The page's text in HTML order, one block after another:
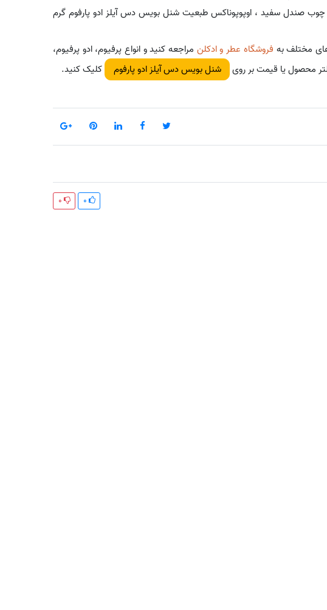
صندل سفید ، اوپوپوناکس طبعیت شنل بویس دس آیلز ادو پارفوم گرم
مختلف به فروشگاه عطر و ادکلن مراجعه کنید و انواع پرفیوم، ادو پرفیوم،
محصول یا قیمت بر روی
شنل بویس دس آیلز ادو پارفوم کلیک کنید.